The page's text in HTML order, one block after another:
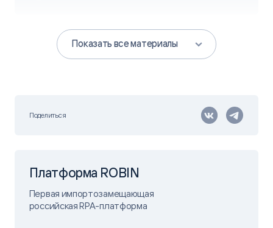
Поделиться
Показать все материалы
Платформа ROBIN
Первая импортозамещающая
российская RPA-платформа